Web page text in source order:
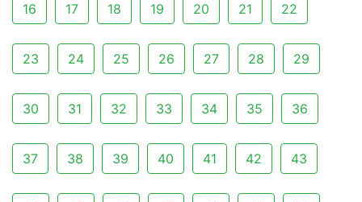
16 17 18 19 20 21 22
23 24 25 26 27 28 29
30 31 32 33 34 35 36
37 38 39 40 41 42 43